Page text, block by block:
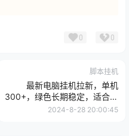
0 0
脚本挂机
最新电脑挂机拉新，单机
300+，绿色长期稳定，适合各
个人群
2024-8-28 20:00:45